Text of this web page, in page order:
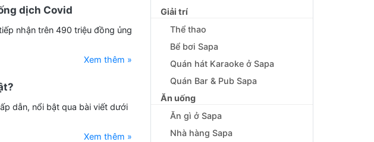
dịch Covid
nhận trên 490 triệu đồng ủng
Xem thêm »
dẫn, nổi bật qua bài viết dưới
Xem thêm »
Giải trí
Thể thao
Bể bơi Sapa
Quán hát Karaoke ở Sapa
Quán Bar & Pub Sapa
Ăn uống
Ăn gì ở Sapa
Nhà hàng Sapa